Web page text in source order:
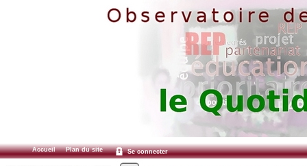
Accueil Plan du site Se connecter